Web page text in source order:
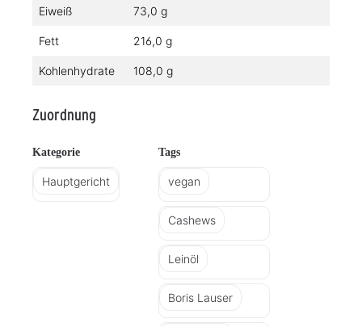
Eiweiß 73,0 g
Fett 216,0 g
Kohlenhydrate 108,0 g
Zuordnung
Kategorie
Hauptgericht
Tags
vegan
Cashews
Leinöl
Boris Lauser